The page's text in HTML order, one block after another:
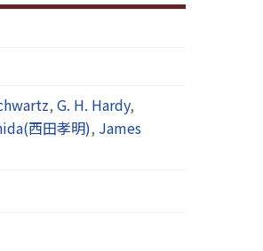
, G. H. Hardy,
西田孝明), James